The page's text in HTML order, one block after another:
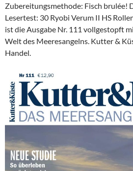
Zubereitungsmethode: Fisch brulée!
Lesertest: 30 Ryobi Verum II HS
ist die Ausgabe Nr. 111 vollgestopft
Welt des Meeresangelns. Kutter &
Handel.